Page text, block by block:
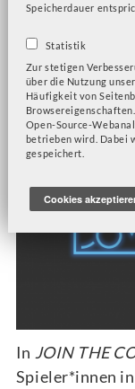
Speicherdauer
Statistik
Zur stetigen
über die Nutzung
Häufigkeit von
Open-Source-
betrieben wird. Dabei
gespeichert.
Cookies
In JOIN THE
Spieler*innen